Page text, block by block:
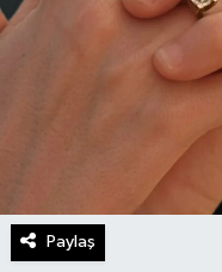
Paylaş